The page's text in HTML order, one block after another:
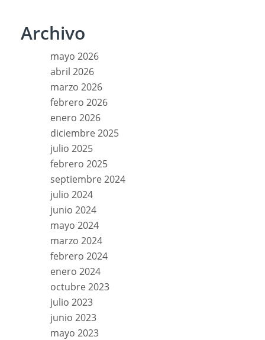
Archivo
mayo 2026
abril 2026
marzo 2026
febrero 2026
enero 2026
diciembre 2025
julio 2025
febrero 2025
septiembre 2024
julio 2024
junio 2024
mayo 2024
marzo 2024
febrero 2024
enero 2024
octubre 2023
julio 2023
junio 2023
mayo 2023